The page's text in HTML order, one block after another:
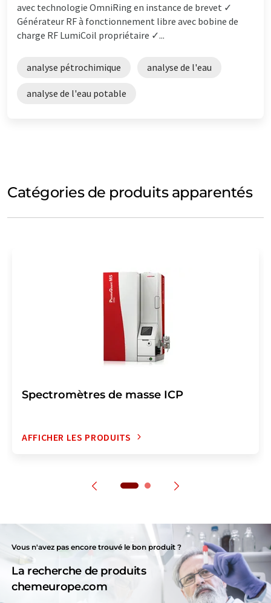
avec technologie OmniRing en instance de brevet ✓
Générateur RF à fonctionnement libre avec bobine de
charge RF LumiCoil propriétaire ✓...
analyse pétrochimique analyse de l'eau
analyse de l'eau potable
Catégories de produits apparentés
Spectromètres de masse ICP
AFFICHER LES PRODUITS
Vous n'avez pas encore trouvé le bon produit ?
La recherche de produits
chemeurope.com